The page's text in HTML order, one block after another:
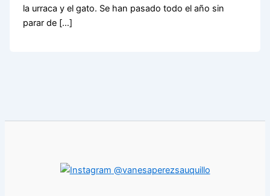
la urraca y el gato. Se han pasado todo el año sin
parar de […]
@vanesaperezsauquillo